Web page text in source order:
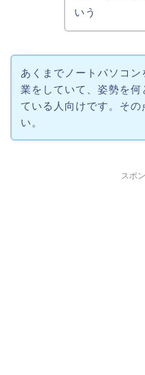
いう
あくまでノートパソコ
業をしていて、姿勢を何
ている人向けです。その
い。
スポ